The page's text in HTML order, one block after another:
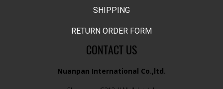
SHIPPING
RETURN ORDER FORM
CONTACT US
Nuanpan International Co.,ltd.